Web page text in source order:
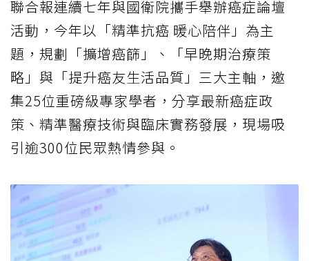
聯合報連續七年與國衛院攜手舉辦癌症論壇
活動，今年以「精準抗癌 暖心陪伴」為主
題，規劃「擴增癌篩」、「早晚期治療策
略」與「提升癌友生活品質」三大主軸，邀
集25位重磅級專家學者，分享最新癌症政
策、精準醫療技術與臨床實務發展，現場吸
引逾300位民眾熱情參與。